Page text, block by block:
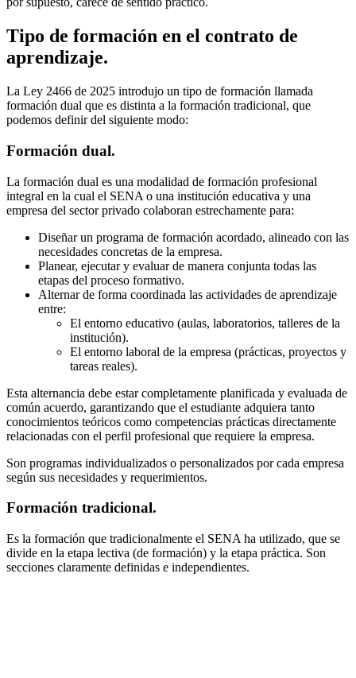
Tipo de formación en el contrato de
aprendizaje.
La Ley 2466 de 2025 introdujo un tipo de formación llamada
formación dual que es distinta a la formación tradicional, que
podemos definir del siguiente modo:
Formación dual.
La formación dual es una modalidad de formación profesional
integral en la cual el SENA o una institución educativa y una
empresa del sector privado colaboran estrechamente para:
Diseñar un programa de formación acordado, alineado con las
necesidades concretas de la empresa.
Planear, ejecutar y evaluar de manera conjunta todas las
etapas del proceso formativo.
Alternar de forma coordinada las actividades de aprendizaje
entre:
El entorno educativo (aulas, laboratorios, talleres de la
institución).
El entorno laboral de la empresa (prácticas, proyectos y
tareas reales).
Esta alternancia debe estar completamente planificada y evaluada de
común acuerdo, garantizando que el estudiante adquiera tanto
conocimientos teóricos como competencias prácticas directamente
relacionadas con el perfil profesional que requiere la empresa.
Son programas individualizados o personalizados por cada empresa
según sus necesidades y requerimientos.
Formación tradicional.
Es la formación que tradicionalmente el SENA ha utilizado, que se
divide en la etapa lectiva (de formación) y la etapa práctica. Son
secciones claramente definidas e independientes.